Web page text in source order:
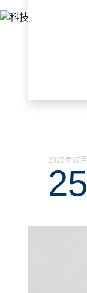
2025年07月
25